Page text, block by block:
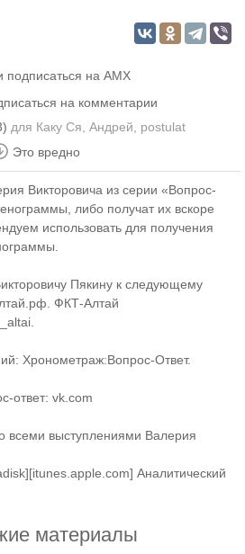
подписаться на AMX
на комментарии
для Каку Ся Андрей
postulat
Это вредно
Викторовича из серии «Вопрос-
либо получат их вскоре
использовать для получения
Пякину к следующему
. ФКТ-Алтай
Хронометраж:Вопрос-Ответ.
ответ: vk.com
всеми выступлениями Валерия
][itunes.apple.com] Аналитический
материалы